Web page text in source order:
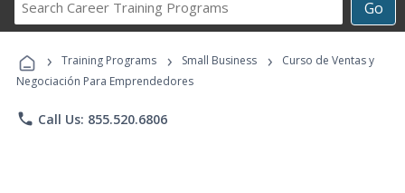
Go
Career
Programs
› Training Programs › Small Business ›
Curso de Ventas y
Negociación Para Emprendedores
phone Call Us: 855.520.6806